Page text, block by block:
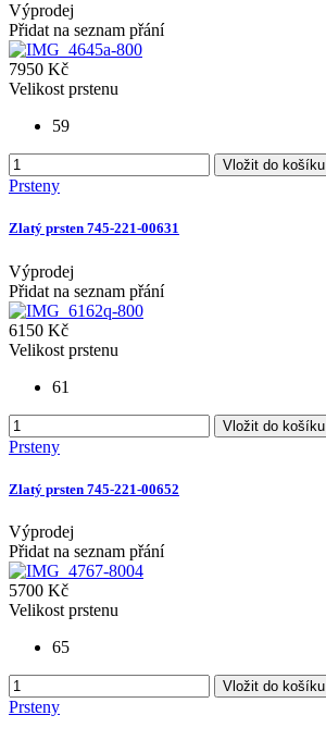
Výprodej
Přidat na seznam přání
7950 Kč
Velikost prstenu
59
Vložit do košíku
Prsteny
Zlatý prsten 745-221-00631
Výprodej
Přidat na seznam přání
6150 Kč
Velikost prstenu
61
Vložit do košíku
Prsteny
Zlatý prsten 745-221-00652
Výprodej
Přidat na seznam přání
5700 Kč
Velikost prstenu
65
Vložit do košíku
Prsteny